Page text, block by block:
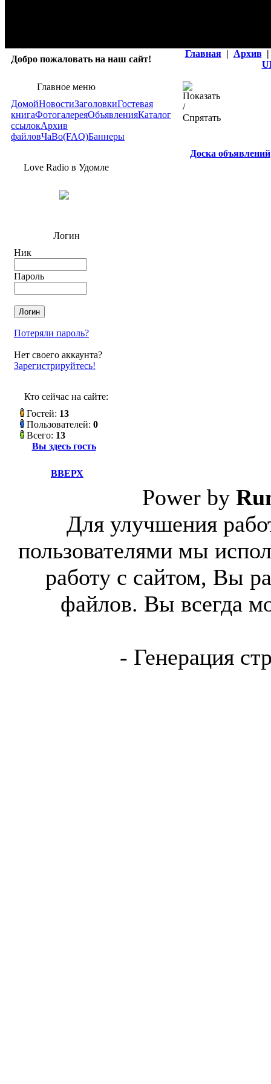
Добро пожаловать на наш сайт!
Главная | Архив |
Главное меню
ДомойНовостиЗаголовкиГостевая
книгаФотогалереяОбъявленияКаталог
ссылокАрхив
файловЧаВо(FAQ)Баннеры
Love Radio в Удомле
Логин
Ник
Пароль
Потеряли пароль?
Нет своего аккаунта?
Зарегистрируйтесь!
Кто сейчас на сайте:
Гостей: 13
Пользователей: 0
Всего: 13
Вы здесь гость
Доска объявлений
ВВЕРХ
Power by
Для улучшения
пользователями мы
работу с сайтом, Вы
файлов. Вы всегда
- Генерация